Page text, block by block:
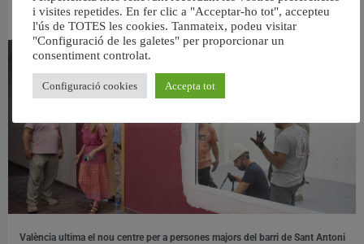
RELACIONAT
València ultima el nou centre per a persones majors del barri de Sant Antoni
i visites repetides. En fer clic a "Acceptar-ho tot", accepteu
l'ús de TOTES les cookies. Tanmateix, podeu visitar
"Configuració de les galetes" per proporcionar un
consentiment controlat.
Configuració cookies Accepta tot